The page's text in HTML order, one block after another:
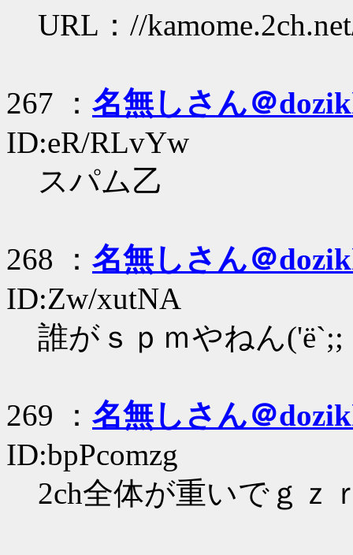
URL：//
267 ： 名無しさん＠
ID:eR/RLvYw
スパム乙
268 ： 名無しさん＠
ID:Zw/xutNA
誰がｓｐｍやねん('ё`;;
269 ： 名無しさん＠
ID:bpPcomzg
2ch全体が重いでｇｚ